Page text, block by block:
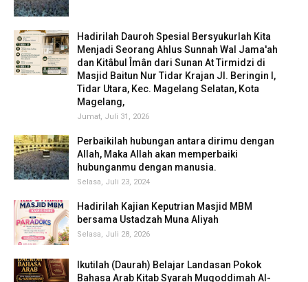
Hadirilah Dauroh Spesial Bersyukurlah Kita
Menjadi Seorang Ahlus Sunnah Wal Jama'ah
dan Kitâbul Îmân dari Sunan At Tirmidzi di
Masjid Baitun Nur Tidar Krajan Jl. Beringin I,
Tidar Utara, Kec. Magelang Selatan, Kota
Magelang,
Jumat, Juli 31, 2026
Perbaikilah hubungan antara dirimu dengan
Allah, Maka Allah akan memperbaiki
hubunganmu dengan manusia.
Selasa, Juli 23, 2024
Hadirilah Kajian Keputrian Masjid MBM
bersama Ustadzah Muna Aliyah
Selasa, Juli 28, 2026
Ikutilah (Daurah) Belajar Landasan Pokok
Bahasa Arab Kitab Syarah Muqoddimah Al-